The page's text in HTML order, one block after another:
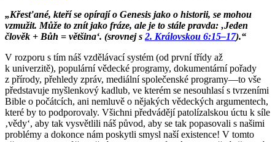
„Křesťané, kteří se opírají o Genesis jako o historii, se mohou
vzmužit. Může to znít jako fráze, ale je to stále pravda: ‚Jeden
člověk + Bůh = většina‘. (srovnej s 2. Královskou 6:15–17).“
V rozporu s tím náš vzdělávací systém (od první třídy až
k univerzitě), populární vědecké programy, dokumentární pořady
z přírody, přehledy zpráv, mediální společenské programy—to vše
představuje myšlenkový kadlub, ve kterém se nesouhlasí s tvrzeními
Bible o počátcích, ani nemluvě o nějakých vědeckých argumentech,
které by to podporovaly. Všichni předvádějí patolízalskou úctu k síle
‚vědy‘, aby tak vysvětlili náš původ, aby se tak popasovali s našimi
problémy a dokonce nám poskytli smysl naší existence! V tomto